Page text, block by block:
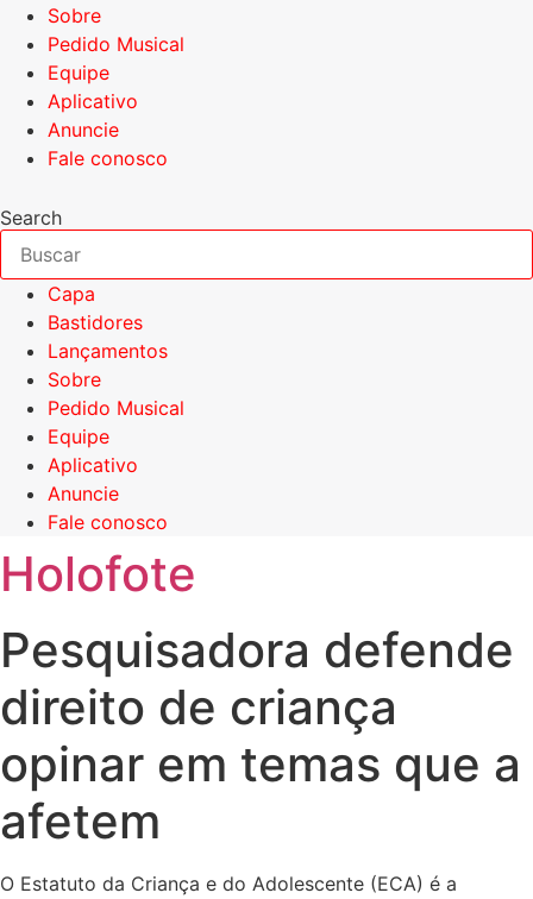
Sobre
Pedido Musical
Equipe
Aplicativo
Anuncie
Fale conosco
Search
Capa
Bastidores
Lançamentos
Sobre
Pedido Musical
Equipe
Aplicativo
Anuncie
Fale conosco
Holofote
Pesquisadora defende
direito de criança
opinar em temas que a
afetem
O Estatuto da Criança e do Adolescente (ECA) é a